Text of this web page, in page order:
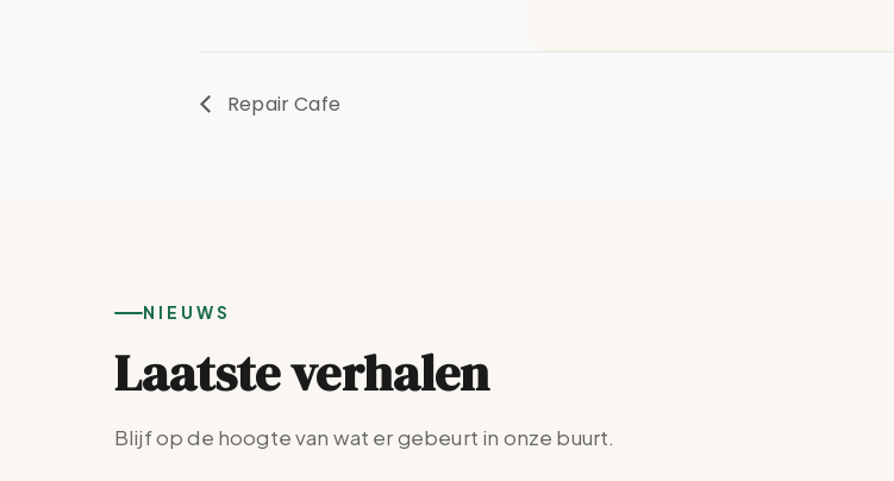
Repair Cafe
NIEUWS
Laatste verhalen
Blijf op de hoogte van wat er gebeurt in onze buurt.